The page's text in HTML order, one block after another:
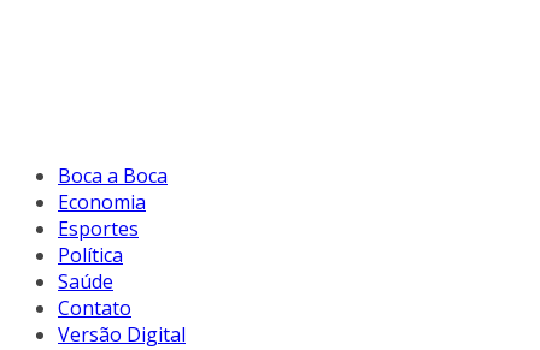
Boca a Boca
Economia
Esportes
Política
Saúde
Contato
Versão Digital